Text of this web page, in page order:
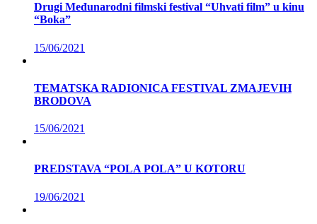
Drugi Međunarodni filmski festival “Uhvati film” u kinu
“Boka”
15/06/2021
TEMATSKA RADIONICA FESTIVAL ZMAJEVIH
BRODOVA
15/06/2021
PREDSTAVA “POLA POLA” U KOTORU
19/06/2021